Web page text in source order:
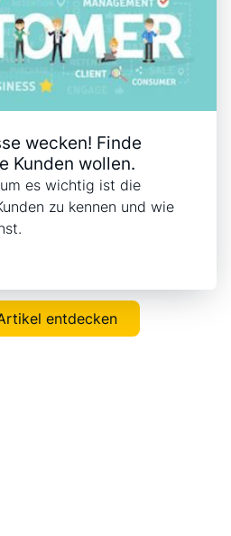
wecken! Finde
Kunden wollen.
es wichtig ist die
zu kennen und wie
entdecken